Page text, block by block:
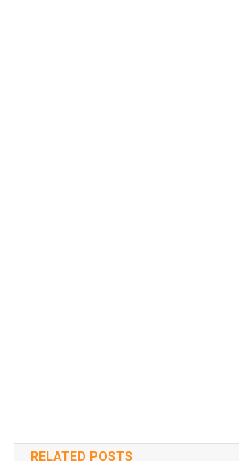
RELATED POSTS